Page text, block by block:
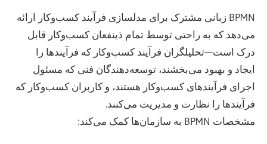
BPMN زبانی مشترک برای مدلسازی فرآیند کسب‌وکار ارائه
می‌دهد که به راحتی توسط تمام ذینفعان کسب‌وکار قابل
درک است—تحلیلگران فرآیند کسب‌وکار که فرآیندها را
ایجاد و بهبود می‌بخشند، توسعه‌دهندگان فنی که مسئول
اجرای فرآیندهای کسب‌وکار هستند، و کاربران کسب‌وکار که
فرآیندها را نظارت و مدیریت می‌کنند.
مشخصات BPMN به سازمان‌ها کمک می‌کند: